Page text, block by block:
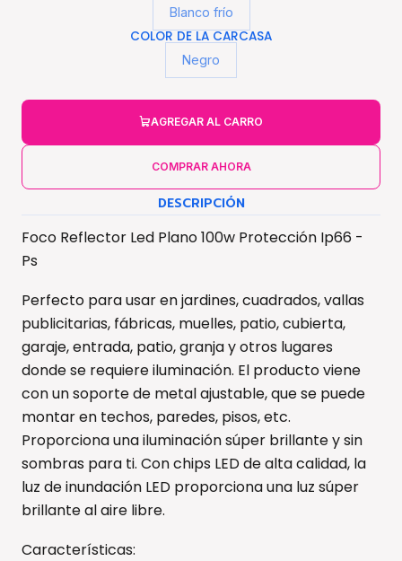
Blanco frío
COLOR DE LA CARCASA
Negro
AGREGAR AL CARRO
COMPRAR AHORA
DESCRIPCIÓN
Foco Reflector Led Plano 100w Protección Ip66 -
Ps
Perfecto para usar en jardines, cuadrados, vallas
publicitarias, fábricas, muelles, patio, cubierta,
garaje, entrada, patio, granja y otros lugares
donde se requiere iluminación. El producto viene
con un soporte de metal ajustable, que se puede
montar en techos, paredes, pisos, etc.
Proporciona una iluminación súper brillante y sin
sombras para ti. Con chips LED de alta calidad, la
luz de inundación LED proporciona una luz súper
brillante al aire libre.
Características: